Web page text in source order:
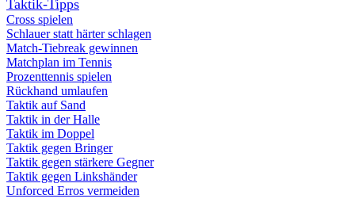
Taktik-Tipps
Cross spielen
Schlauer statt härter schlagen
Match-Tiebreak gewinnen
Matchplan im Tennis
Prozenttennis spielen
Rückhand umlaufen
Taktik auf Sand
Taktik in der Halle
Taktik im Doppel
Taktik gegen Bringer
Taktik gegen stärkere Gegner
Taktik gegen Linkshänder
Unforced Erros vermeiden